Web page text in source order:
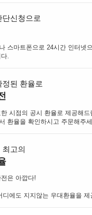
단신청으로
스마트폰으로 24시간 인터넷
.
정된 환율로
시점의 공시 환율로 제공해드
환율을 확인하시고 주문해주세
고의
은 아깝다!
디에도 지지않는 우대환율을 제